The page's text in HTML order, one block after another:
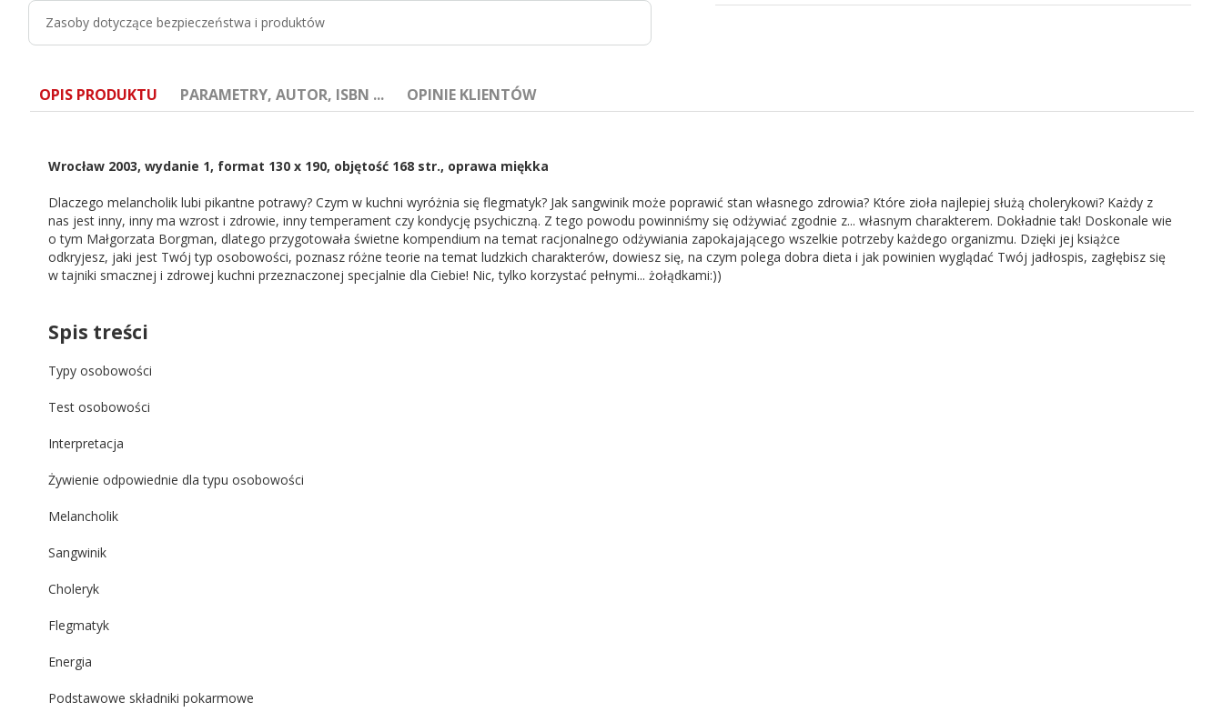
Zasoby dotyczące bezpieczeństwa i produktów
OPIS PRODUKTU PARAMETRY, AUTOR, ISBN ... OPINIE KLIENTÓW
Wrocław 2003, wydanie 1, format 130 x 190, objętość 168 str., oprawa miękka
Dlaczego melancholik lubi pikantne potrawy? Czym w kuchni wyróżnia się flegmatyk? Jak sangwinik może poprawić stan własnego zdrowia? Które zioła najlepiej służą cholerykowi? Każdy z
nas jest inny, inny ma wzrost i zdrowie, inny temperament czy kondycję psychiczną. Z tego powodu powinniśmy się odżywiać zgodnie z... własnym charakterem. Dokładnie tak! Doskonale wie
o tym Małgorzata Borgman, dlatego przygotowała świetne kompendium na temat racjonalnego odżywiania zapokajającego wszelkie potrzeby każdego organizmu. Dzięki jej książce
odkryjesz, jaki jest Twój typ osobowości, poznasz różne teorie na temat ludzkich charakterów, dowiesz się, na czym polega dobra dieta i jak powinien wyglądać Twój jadłospis, zagłębisz się
w tajniki smacznej i zdrowej kuchni przeznaczonej specjalnie dla Ciebie! Nic, tylko korzystać pełnymi... żołądkami:))
Spis treści
Typy osobowości
Test osobowości
Interpretacja
Żywienie odpowiednie dla typu osobowości
Melancholik
Sangwinik
Choleryk
Flegmatyk
Energia
Podstawowe składniki pokarmowe
ISBN: 83-7277-170-7
Autor: Małgorzata Borgman